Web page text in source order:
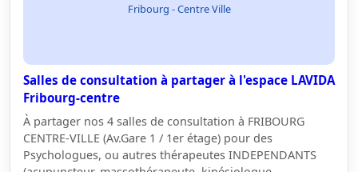
Fribourg - Centre Ville
Salles de consultation à partager à l'espace LAVIDA
Fribourg-centre
À partager nos 4 salles de consultation à FRIBOURG
CENTRE-VILLE (Av.Gare 1 / 1er étage) pour des
Psychologues, ou autres thérapeutes INDEPENDANTS